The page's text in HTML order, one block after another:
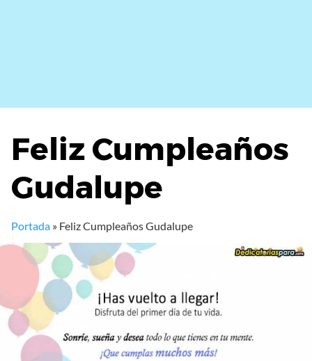
Feliz Cumpleaños
Gudalupe
Portada » Feliz Cumpleaños Gudalupe